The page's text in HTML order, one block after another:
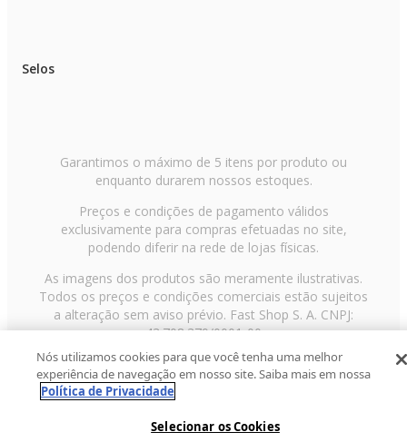
Selos
Garantimos o máximo de 5 itens por produto ou
enquanto durarem nossos estoques.
Preços e condições de pagamento válidos
exclusivamente para compras efetuadas no site,
podendo diferir na rede de lojas físicas.
As imagens dos produtos são meramente ilustrativas.
Todos os preços e condições comerciais estão sujeitos
a alteração sem aviso prévio. Fast Shop S. A. CNPJ:
43.708.379/0001-00
Avenida Zaki Narchi, nº 1650, sobreloja, Carandiru, São
Paulo/SP, CEP 02029-001, Telefone: 11 3003-3728 ©
2013 Fast Shop - Todos os direitos reservados
Nós utilizamos cookies para que você tenha uma melhor
experiência de navegação em nosso site. Saiba mais em nossa
Política de Privacidade
Selecionar os Cookies